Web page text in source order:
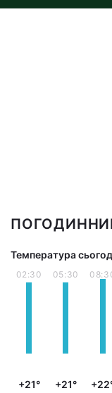
Температура
02:30
+21°
05:30
+21°